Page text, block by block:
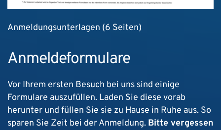
Anmeldungsunterlagen (6 Seiten)
Anmeldeformulare
Vor Ihrem ersten Besuch bei uns sind einige
Formulare auszufüllen. Laden Sie diese vorab
herunter und füllen Sie sie zu Hause in Ruhe aus. So
sparen Sie Zeit bei der Anmeldung. Bitte vergessen